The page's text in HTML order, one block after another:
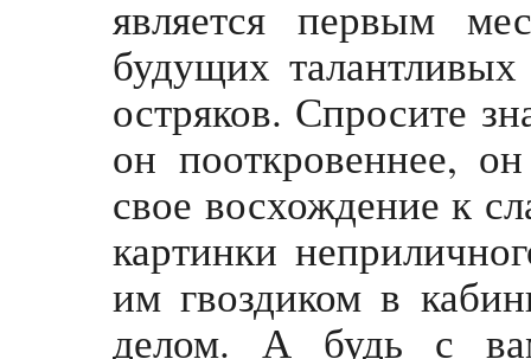
является первым
будущих
остряков. Спросите
он пооткровеннее,
свое восхождение к
картинки
им гвоздиком в
делом. А будь с